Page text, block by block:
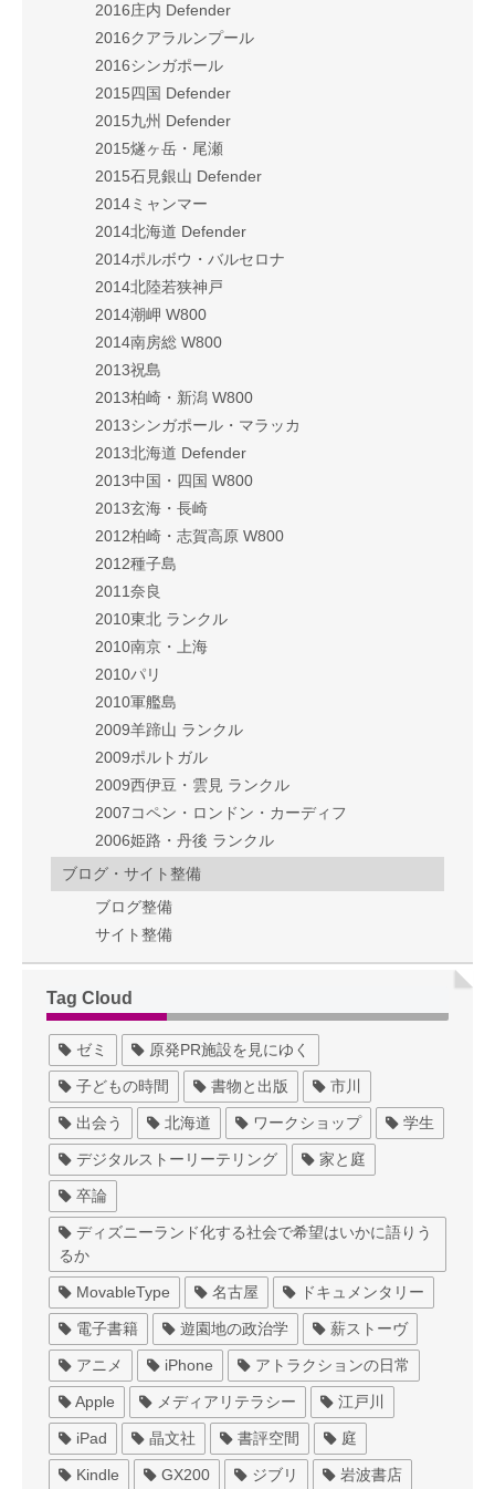
2016庄内 Defender
2016クアラルンプール
2016シンガポール
2015四国 Defender
2015九州 Defender
2015燧ヶ岳・尾瀬
2015石見銀山 Defender
2014ミャンマー
2014北海道 Defender
2014ポルボウ・バルセロナ
2014北陸若狭神戸
2014潮岬 W800
2014南房総 W800
2013祝島
2013柏崎・新潟 W800
2013シンガポール・マラッカ
2013北海道 Defender
2013中国・四国 W800
2013玄海・長崎
2012柏崎・志賀高原 W800
2012種子島
2011奈良
2010東北 ランクル
2010南京・上海
2010パリ
2010軍艦島
2009羊蹄山 ランクル
2009ポルトガル
2009西伊豆・雲見 ランクル
2007コペン・ロンドン・カーディフ
2006姫路・丹後 ランクル
ブログ・サイト整備
ブログ整備
サイト整備
Tag Cloud
ゼミ 原発PR施設を見にゆく
子どもの時間 書物と出版 市川
出会う 北海道 ワークショップ 学生
デジタルストーリーテリング 家と庭
卒論
ディズニーランド化する社会で希望はいかに語りう
るか
MovableType 名古屋 ドキュメンタリー
電子書籍 遊園地の政治学 薪ストーヴ
アニメ iPhone アトラクションの日常
Apple メディアリテラシー 江戸川
iPad 晶文社 書評空間 庭
Kindle GX200 ジブリ 岩波書店